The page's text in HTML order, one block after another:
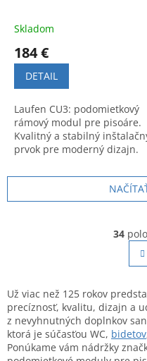
Skladom
184 €
DETAIL
Laufen CU3: podomietkový
rámový modul pre pisoáre.
Kvalitný a stabilný
prvok pre moderný dizajn.
34
Už viac než 125 rokov
precíznosť, kvalitu, dizajn a
z nevyhnutných doplnkov
ktorá je súčasťou WC, bidetov
Ponúkame vám nádržky